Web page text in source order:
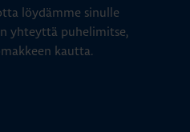
löydämme sinulle
yhteyttä puhelimitse,
kautta.